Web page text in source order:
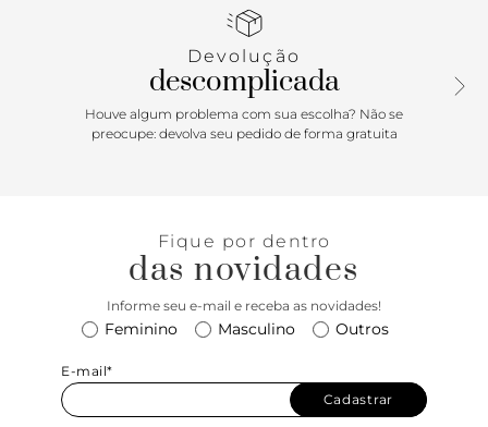
conectadas ao cabedal que seguem pelas laterais em
assinatura Anacapri, a sapatilha deixa o peito do pé e
calcanhar à mostra. Porque Apostar: A sapatilha slingback
Anacapri de bico fino vem para a estação com um toque
moderno. Sofisticada e cheia de atitude, deixe esse
Devolução
descomplicada
Houve algum problema com sua escolha? Não se
preocupe: devolva seu pedido de forma gratuita
Fique por dentro
das novidades
Informe seu e-mail e receba as novidades!
Feminino Masculino Outros
E-mail*
Cadastrar